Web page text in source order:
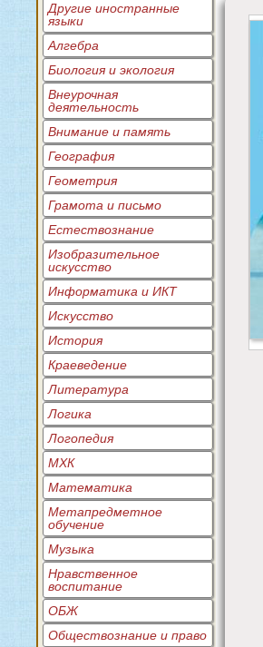
Другие иностранные
языки
Алгебра
Биология и экология
Внеурочная
деятельность
Внимание и память
География
Геометрия
Грамота и письмо
Естествознание
Изобразительное
искусство
Информатика и ИКТ
Искусство
История
Краеведение
Литература
Логика
Логопедия
МХК
Математика
Метапредметное
обучение
Музыка
Нравственное
воспитание
ОБЖ
Обществознание и право